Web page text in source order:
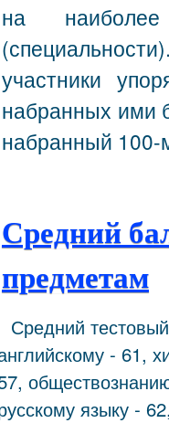
на наиболее
участники
набранных ими
набранный
Средний
предметам
Средний
- 61,
языку -